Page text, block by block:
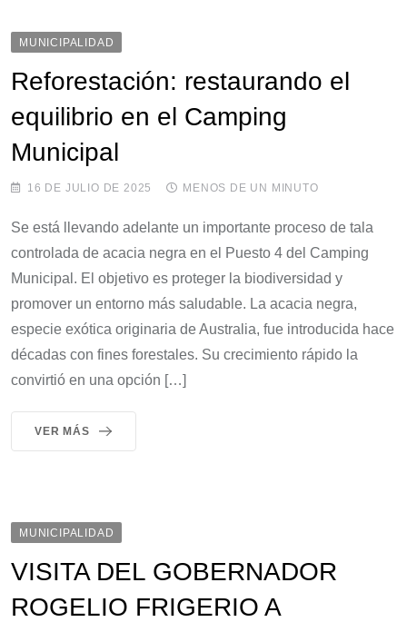
MUNICIPALIDAD
Reforestación: restaurando el
equilibrio en el Camping
Municipal
16 DE JULIO DE 2025 MENOS DE UN MINUTO
Se está llevando adelante un importante proceso de tala
controlada de acacia negra en el Puesto 4 del Camping
Municipal. El objetivo es proteger la biodiversidad y
promover un entorno más saludable. La acacia negra,
especie exótica originaria de Australia, fue introducida hace
décadas con fines forestales. Su crecimiento rápido la
convirtió en una opción […]
VER MÁS
MUNICIPALIDAD
VISITA DEL GOBERNADOR
ROGELIO FRIGERIO A